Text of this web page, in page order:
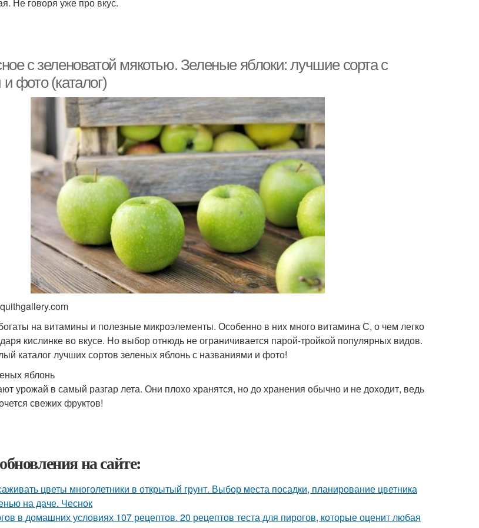
с зеленоватой мякотью. Зеленые яблоки: лучшие сорта с
фото (каталог)
на витамины и полезные микроэлементы. Особенно в них много витамина С, о чем легко
кислинке во вкусе. Но выбор отнюдь не ограничивается парой-тройкой популярных видов.
каталог лучших сортов зеленых яблонь с названиями и фото!
яблонь
урожай в самый разгар лета. Они плохо хранятся, но до хранения обычно и не доходит, ведь
свежих фруктов!
на сайте:
цветы многолетники в открытый грунт. Выбор места посадки, планирование цветника
на даче. Чеснок
в домашних условиях 107 рецептов. 20 рецептов теста для пирогов, которые оценит любая